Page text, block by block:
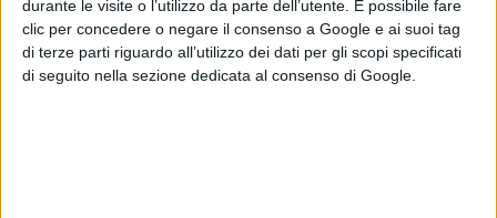
durante le visite o l’utilizzo da parte dell’utente. È possibile fare
clic per concedere o negare il consenso a Google e ai suoi tag
di terze parti riguardo all’utilizzo dei dati per gli scopi specificati
di seguito nella sezione dedicata al consenso di Google.
Warner Bros.: il
Regno Unito dà il
via libera